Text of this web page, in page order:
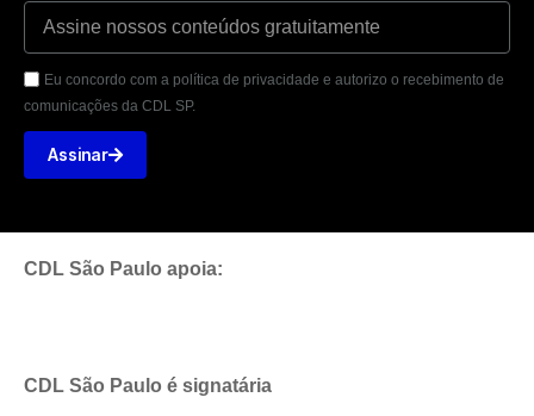
Eu concordo com a política de privacidade e autorizo o recebimento de
comunicações da CDL SP.
Assinar
CDL São Paulo apoia:
CDL São Paulo é signatária